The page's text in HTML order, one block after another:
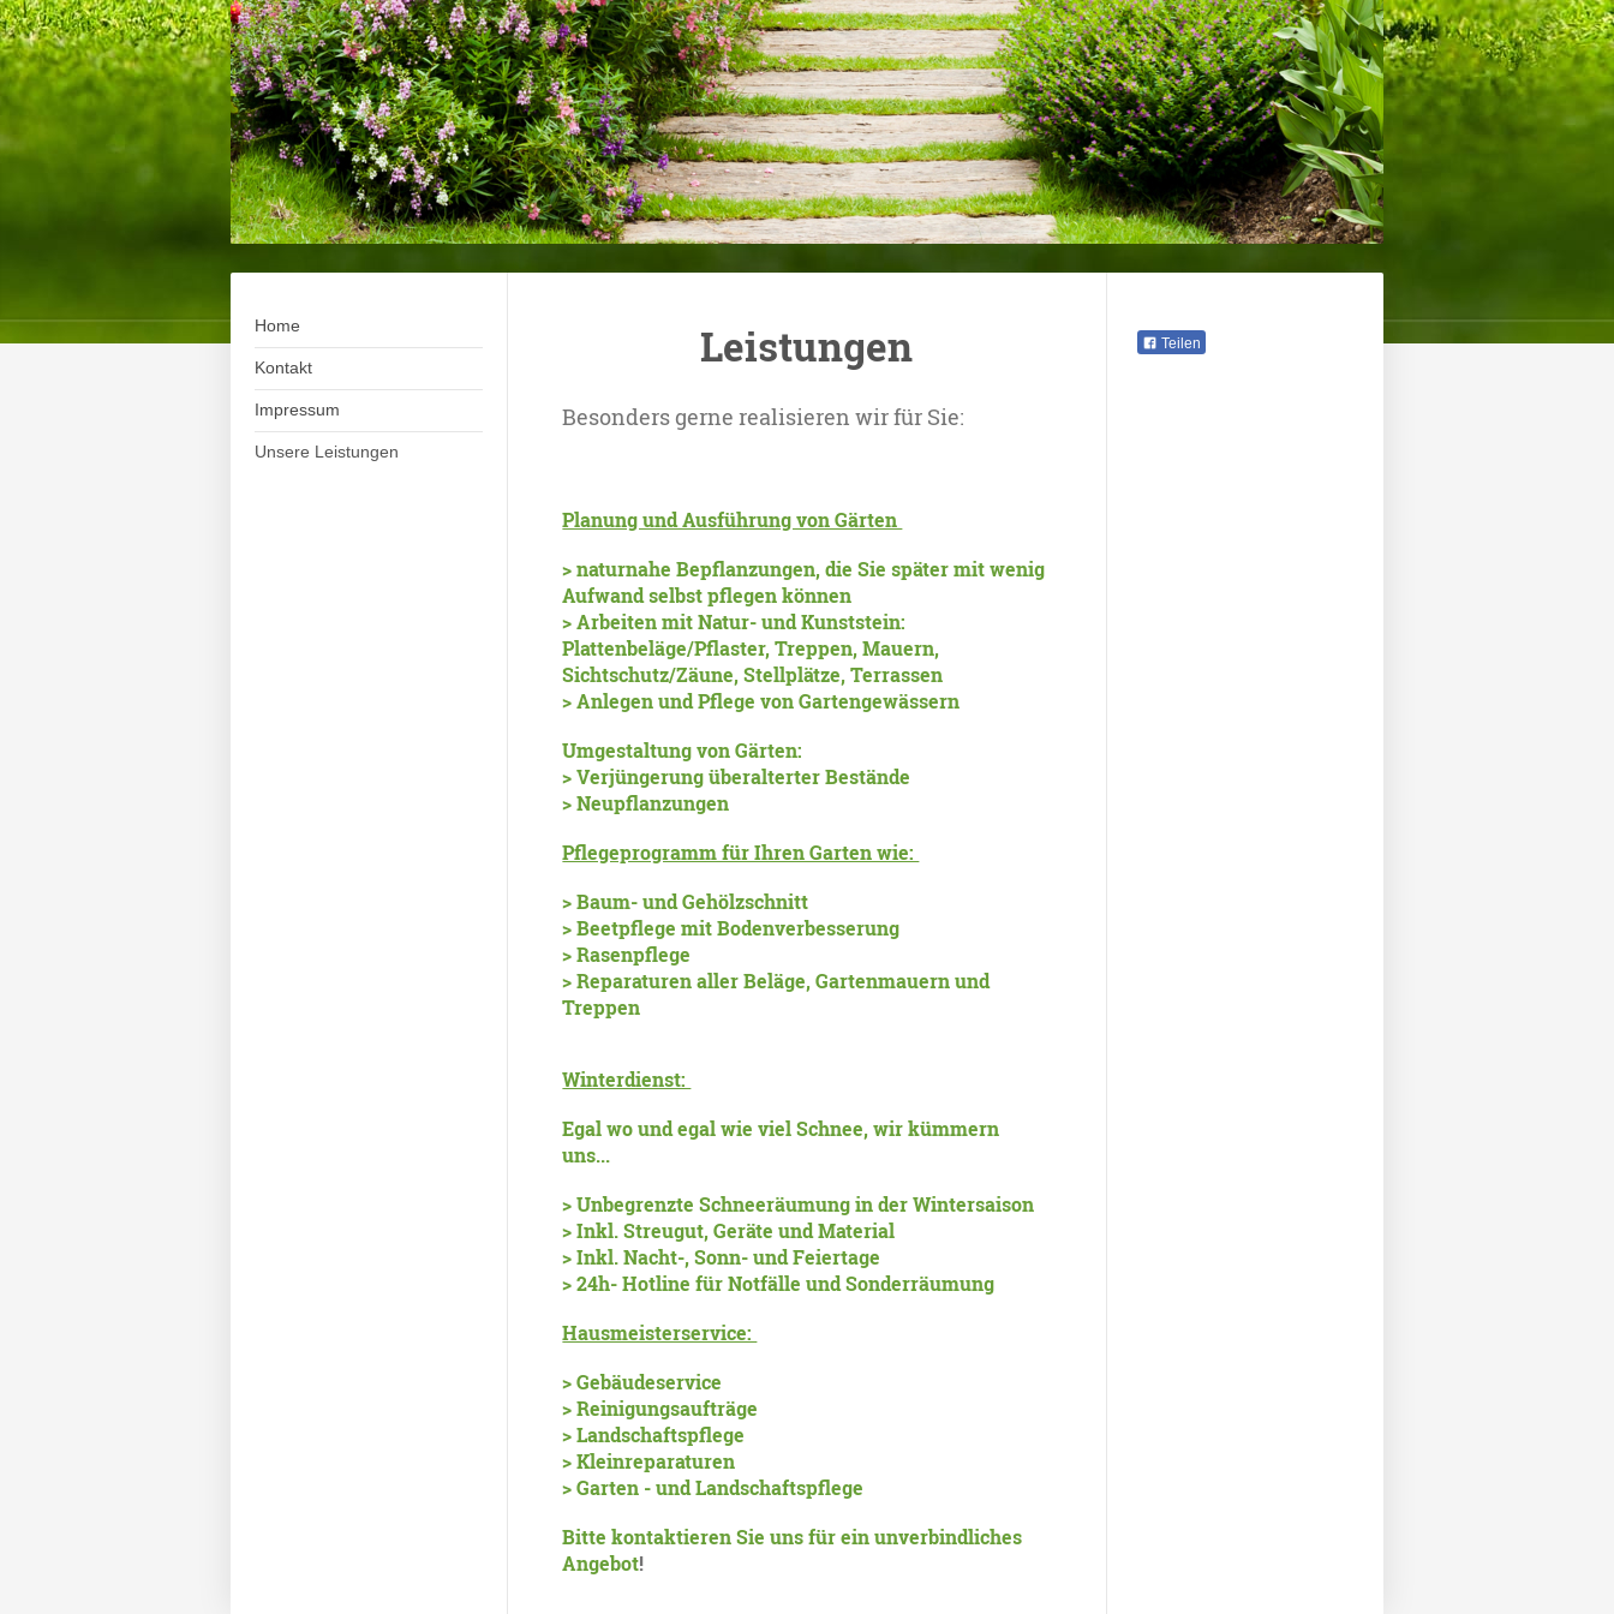
Home
Kontakt
Impressum
Unsere Leistungen
Leistungen
Besonders gerne realisieren wir für Sie:
Planung und Ausführung von Gärten
> naturnahe Bepflanzungen, die Sie später mit wenig
Aufwand selbst pflegen können
> Arbeiten mit Natur- und Kunststein:
Plattenbeläge/Pflaster, Treppen, Mauern,
Sichtschutz/Zäune, Stellplätze, Terrassen
> Anlegen und Pflege von Gartengewässern
Umgestaltung von Gärten:
> Verjüngerung überalterter Bestände
> Neupflanzungen
Pflegeprogramm für Ihren Garten wie:
> Baum- und Gehölzschnitt
> Beetpflege mit Bodenverbesserung
> Rasenpflege
> Reparaturen aller Beläge, Gartenmauern und
Treppen
Winterdienst:
Egal wo und egal wie viel Schnee, wir kümmern
uns...
> Unbegrenzte Schneeräumung in der Wintersaison
> Inkl. Streugut, Geräte und Material
> Inkl. Nacht-, Sonn- und Feiertage
> 24h- Hotline für Notfälle und Sonderräumung
Hausmeisterservice:
> Gebäudeservice
> Reinigungsaufträge
> Landschaftspflege
> Kleinreparaturen
> Garten - und Landschaftspflege
Bitte kontaktieren Sie uns für ein unverbindliches
Angebot!
Teilen